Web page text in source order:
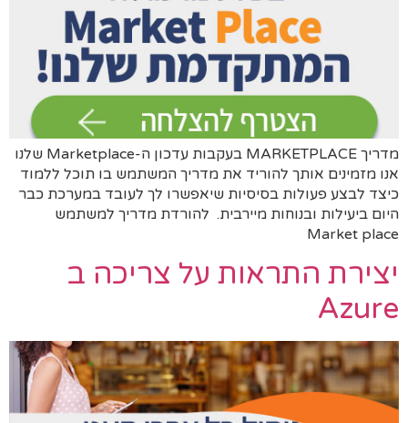
מדריך MARKETPLACE בעקבות עדכון ה-Marketplace שלנו
אנו מזמינים אותך להוריד את מדריך המשתמש בו תוכל ללמוד
כיצד לבצע פעולות בסיסיות שיאפשרו לך לעובד במערכת כבר
היום ביעילות ובנוחות מיירבית. להורדת מדריך למשתמש
Market place
יצירת התראות על צריכה ב
Azure